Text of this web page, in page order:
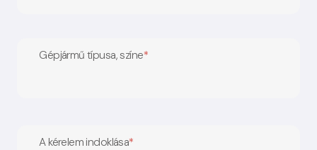
Gépjármű típusa, színe*
A kérelem indoklása*